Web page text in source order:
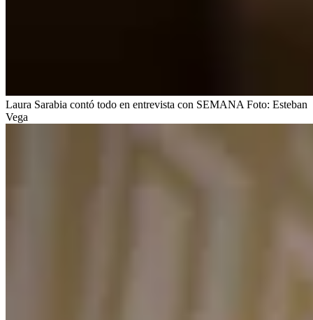
Laura Sarabia contó todo en entrevista con SEMANA Foto: Esteban
Vega